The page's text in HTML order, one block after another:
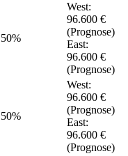
50%
West:
96.600 €
(Prognose)
East:
96.600 €
(Prognose)
50%
West:
96.600 €
(Prognose)
East:
96.600 €
(Prognose)